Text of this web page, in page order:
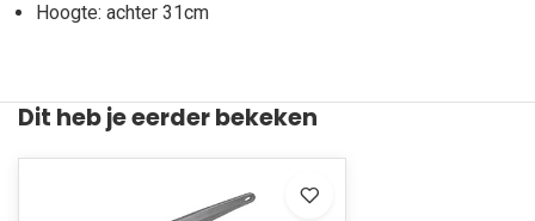
Hoogte: achter 31cm
Dit heb je eerder bekeken